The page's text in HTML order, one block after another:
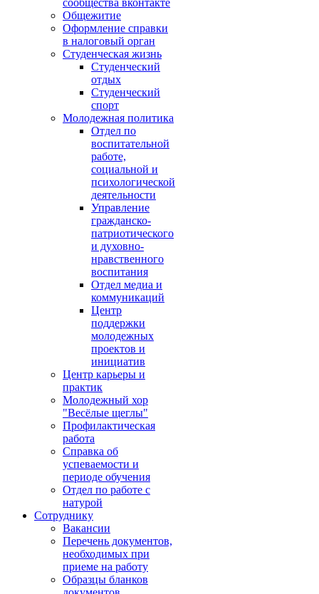
сообщества вконтакте
Общежитие
Оформление справки
в налоговый орган
Студенческая жизнь
Студенческий
отдых
Студенческий
спорт
Молодежная политика
Отдел по
воспитательной
работе,
социальной и
психологической
деятельности
Управление
гражданско-
патриотического
и духовно-
нравственного
воспитания
Отдел медиа и
коммуникаций
Центр
поддержки
молодежных
проектов и
инициатив
Центр карьеры и
практик
Молодежный хор
"Весёлые щеглы"
Профилактическая
работа
Справка об
успеваемости и
периоде обучения
Отдел по работе с
натурой
Сотруднику
Вакансии
Перечень документов,
необходимых при
приеме на работу
Образцы бланков